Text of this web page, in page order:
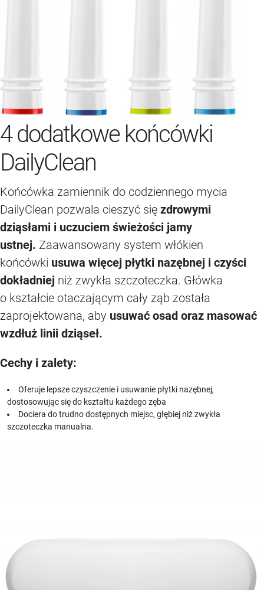
4 dodatkowe końcówki
DailyClean
Końcówka zamiennik do codziennego mycia
DailyClean pozwala cieszyć się zdrowymi
dziąsłami i uczuciem świeżości jamy
ustnej. Zaawansowany system włókien
końcówki usuwa więcej płytki nazębnej i czyści
dokładniej niż zwykła szczoteczka. Główka
o kształcie otaczającym cały ząb została
zaprojektowana, aby usuwać osad oraz masować
wzdłuż linii dziąseł.
Cechy i zalety:
Oferuje lepsze czyszczenie i usuwanie płytki nazębnej,
dostosowując się do kształtu każdego zęba
Dociera do trudno dostępnych miejsc, głębiej niż zwykła
szczoteczka manualna.